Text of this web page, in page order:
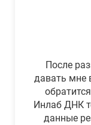
После
давать мне
Инлаб ДНК
данные